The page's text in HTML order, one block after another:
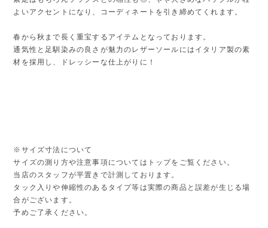
よいアクセントになり、コーディネートを引き締めてくれます。
春から秋まで長く重宝するアイテムとなっております。
通気性と足馴染みの良さが魅力のレザーソールにはイタリア製の素
材を採用し、ドレッシーな仕上がりに！
※サイズ寸法について
サイズの測り方や注意事項についてはトップをご覧ください。
当店のスタッフが平置きで計測しております。
タック入りや伸縮性のあるタイプ等は実際の商品と誤差が生じる場
合がございます。
予めご了承ください。